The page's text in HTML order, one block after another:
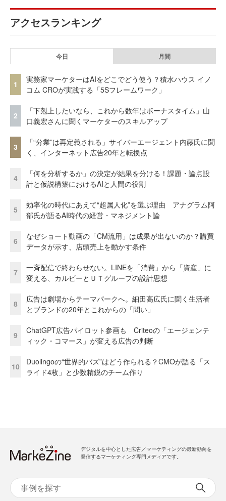
アクセスランキング
今日 月間
1
実務家マーケターはAIをどこでどう使う？積水ハウス イノ
コム CROが実践する「5Sフレームワーク」
2
「下剋上したいなら、これから数年はボーナスタイム」山
口義宏さんに聞くマーケターのスキルアップ
3
「“分業”は再定義される」サイバーエージェント内藤氏に聞
く、インターネット広告20年と転換点
4
「何を分析するか」の決定が結果を分ける！課題・論点設
計と仮説構築におけるAIと人間の役割
5
効率化の時代にあえて“超属人化”を選ぶ理由 アナグラム阿
部氏が語るAI時代の経営・マネジメント論
6
なぜショート動画の「CM流用」は成果が出ないのか？購買
データが示す、店頭売上を動かす条件
7
一斉配信で終わらせない。LINEを「消費」から「資産」に
変える、カルビーとＵＴグループの設計思想
8
広告は劇場からテーマパークへ。細田高広氏に聞く生活者
とブランドの20年とこれからの「問い」
9
ChatGPT広告パイロット参画も Criteoの「エージェンテ
ィック・コマース」が変える広告の判断
10
Duolingoの“世界的バズ”はどう作られる？CMOが語る「ス
ライド4枚」と少数精鋭のチーム作り
デジタルを中心とした広告／マーケティングの最新動向を
発信するマーケティング専門メディアです。